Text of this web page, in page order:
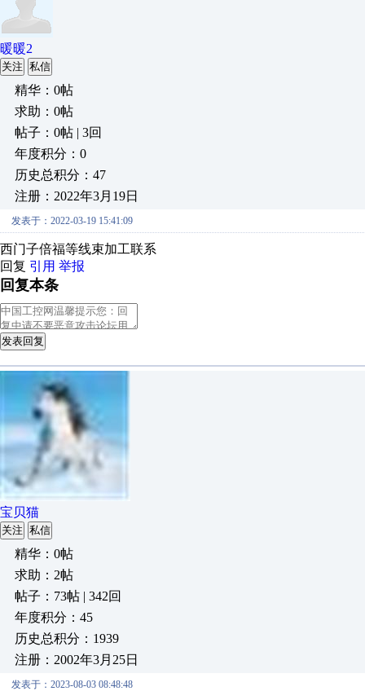
暖暖2
关注 私信
精华：0帖
求助：0帖
帖子：0帖 | 3回
年度积分：0
历史总积分：47
注册：2022年3月19日
发表于：2022-03-19 15:41:09
西门子倍福等线束加工联系
回复 引用 举报
回复本条
发表回复
宝贝猫
关注 私信
精华：0帖
求助：2帖
帖子：73帖 | 342回
年度积分：45
历史总积分：1939
注册：2002年3月25日
发表于：2023-08-03 08:48:48